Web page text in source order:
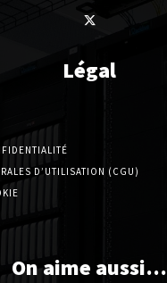
Légal
D’UTILISATION (CGU)
On aime aussi…